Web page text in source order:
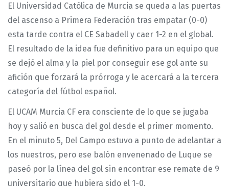
El Universidad Católica de Murcia se queda a las puertas
del ascenso a Primera Federación tras empatar (0-0)
esta tarde contra el CE Sabadell y caer 1-2 en el global.
El resultado de la idea fue definitivo para un equipo que
se dejó el alma y la piel por conseguir ese gol ante su
afición que forzará la prórroga y le acercará a la tercera
categoría del fútbol español.
El UCAM Murcia CF era consciente de lo que se jugaba
hoy y salió en busca del gol desde el primer momento.
En el minuto 5, Del Campo estuvo a punto de adelantar a
los nuestros, pero ese balón envenenado de Luque se
paseó por la línea del gol sin encontrar ese remate de 9
universitario que hubiera sido el 1-0.